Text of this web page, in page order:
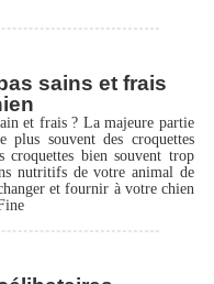
sains et frais
et frais ? La majeure partie
plus souvent des croquettes
croquettes bien souvent trop
nutritifs de votre animal de
et fournir à votre chien